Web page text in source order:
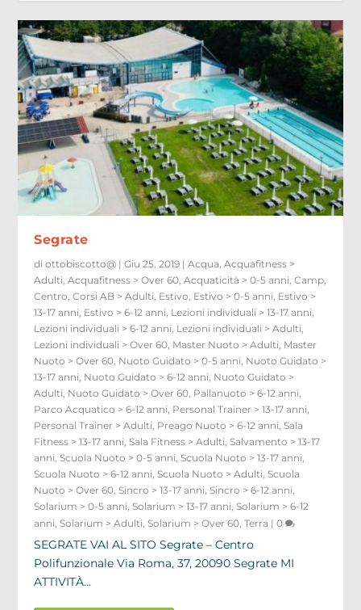
Segrate
diottobiscotto@ |Giu 25, 2019 |Acqua ,Acquafitness >
Adulti ,Acquafitness > Over 60 ,Acquaticità > 0-5 anni ,Camp
Centro ,Corsi AB > Adulti Estivo Estivo > 0-5 anni Estivo >
13-17 anni Estivo > 6-12 anni Lezioni individuali > 13-17 anni
Lezioni individuali > 6-12 anni Lezioni individuali > Adulti
Lezioni individuali > Over 60 Master Nuoto > Adulti Master
Nuoto > Over 60 Nuoto Guidato > 0-5 anni Nuoto Guidato >
13-17 anni Nuoto Guidato > 6-12 anni Nuoto Guidato >
Adulti Nuoto Guidato > Over 60 Pallanuoto > 6-12 anni
Parco Acquatico > 6-12 anni Personal Trainer > 13-17 anni
Personal Trainer > Adulti Preago Nuoto > 6-12 anni ,Sala
Fitness > 13-17 anni ,Sala Fitness > Adulti ,Salvamento > 13-17
anni ,Scuola Nuoto > 0-5 anni ,Scuola Nuoto > 13-17 anni
Scuola Nuoto > 6-12 anni ,Scuola Nuoto > Adulti ,Scuola
Nuoto > Over 60 ,Sincro > 13-17 anni ,Sincro > 6-12 anni
Solarium > 0-5 anni ,Solarium > 13-17 anni ,Solarium > 6-12
anni ,Solarium > Adulti ,Solarium > Over 60 ,Terra |0
SEGRATE VAI AL SITO Segrate – Centro
Polifunzionale Via Roma, 37, 20090 Segrate MI
ATTIVITÀ...